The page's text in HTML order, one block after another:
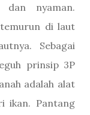
nyaman.
di laut
Sebagai
prinsip 3P
adalah alat
ikan. Pantang